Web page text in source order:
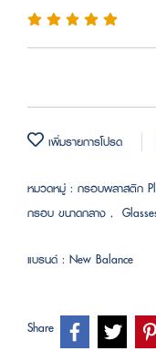
เพิ่มรายการโปรด
หมวดหมู่ : กรอบพลาสติก
กรอบ ขนาดกลาง ,
แบรนด์ : New Balance
Share